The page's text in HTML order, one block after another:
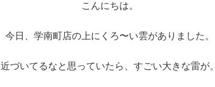
こんにちは。
今日、学南町店の上にくろ〜い雲がありました。
近づいてるなと思っていたら、すごい大きな雷が。